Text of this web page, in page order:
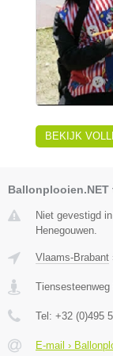
BEKIJK
Ballonplooien.NET
Niet gevestigd
Henegouwen.
Vlaams-Brabant
Tiensesteenweg
Tel: +32 (0)495
E-mail ›